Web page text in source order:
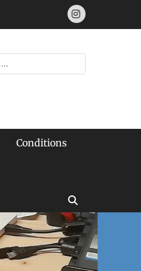
Instagram
Conditions